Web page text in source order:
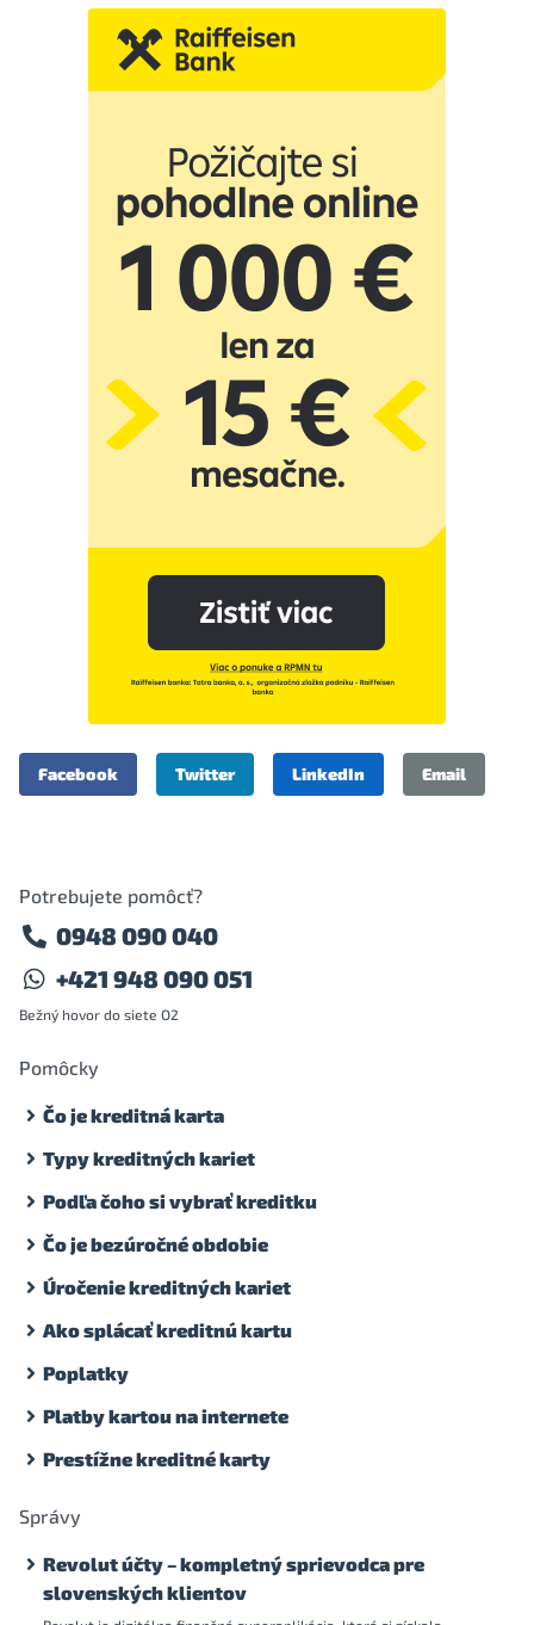
Facebook Twitter LinkedIn Email
Potrebujete pomôcť?
0948 090 040
+421 948 090 051
Bežný hovor do siete O2
Pomôcky
Čo je kreditná karta
Typy kreditných kariet
Podľa čoho si vybrať kreditku
Čo je bezúročné obdobie
Úročenie kreditných kariet
Ako splácať kreditnú kartu
Poplatky
Platby kartou na internete
Prestížne kreditné karty
Správy
Revolut účty – kompletný sprievodca pre
slovenských klientov